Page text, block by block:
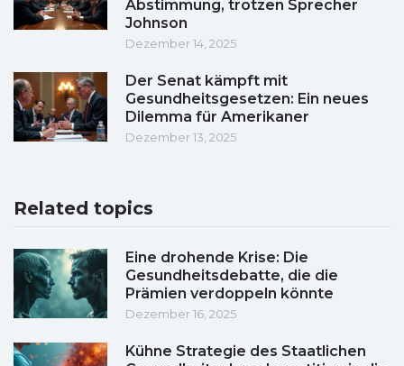
Abstimmung, trotzen Sprecher
Johnson
Dezember 14, 2025
Der Senat kämpft mit
Gesundheitsgesetzen: Ein neues
Dilemma für Amerikaner
Dezember 13, 2025
Related topics
Eine drohende Krise: Die
Gesundheitsdebatte, die die
Prämien verdoppeln könnte
Dezember 16, 2025
Kühne Strategie des Staatlichen